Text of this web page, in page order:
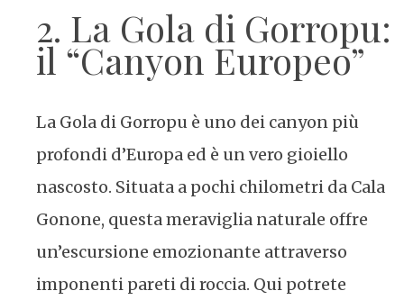
2. La Gola di Gorropu:
il “Canyon Europeo”
La Gola di Gorropu è uno dei canyon più
profondi d’Europa ed è un vero gioiello
nascosto. Situata a pochi chilometri da Cala
Gonone, questa meraviglia naturale offre
un’escursione emozionante attraverso
imponenti pareti di roccia. Qui potrete